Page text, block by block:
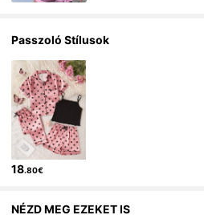
Passzoló Stílusok
18.80€
NÉZD MEG EZEKET IS